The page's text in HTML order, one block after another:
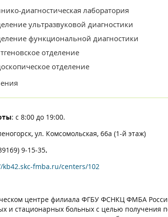
диагностическая лаборатория
ультразвуковой диагностики
функциональной диагностики
отделение
отделение
: с 8:00 до 19:00.
ул. Комсомольская, 66а (1-й этаж)
9-15-35.
kb42.skc-fmba.ru/centers/102
центре филиала ФГБУ ФСНКЦ ФМБА
и стационарных больных с целью получения